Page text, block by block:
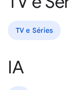
TV e Séries
IA